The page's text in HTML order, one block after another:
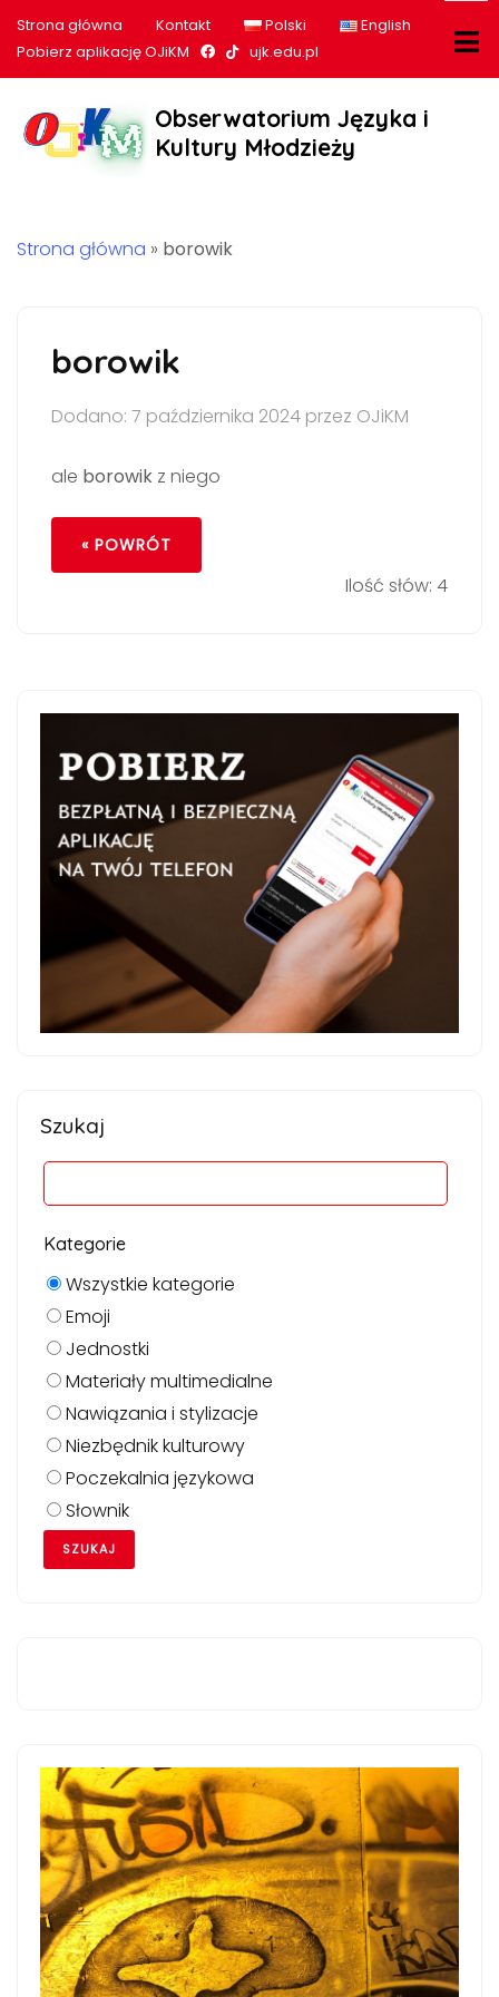
Strona główna Kontakt Polski
English
Pobierz aplikację OJiKM
Nasz profil na Facebook
Nasz profil na tiktok
ujk.edu.pl
Obserwatorium Języka i
Kultury Młodzieży
Strona główna » borowik
borowik
Dodano: 7 października 2024 przez OJiKM
ale borowik z niego
« POWRÓT
Ilość słów: 4
Szukaj
Kategorie
Wszystkie kategorie
Emoji
Jednostki
Materiały multimedialne
Nawiązania i stylizacje
Niezbędnik kulturowy
Poczekalnia językowa
Słownik